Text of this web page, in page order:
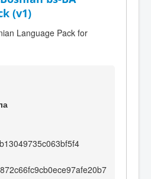
(v1)
Language Pack for